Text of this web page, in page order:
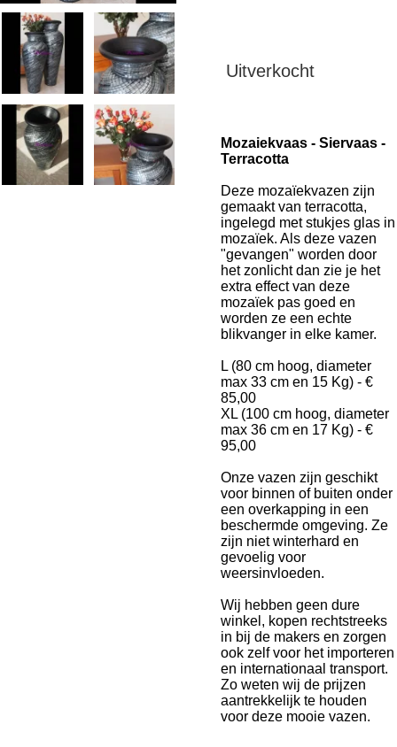
Uitverkocht
Mozaiekvaas - Siervaas -
Terracotta
Deze mozaïekvazen zijn
gemaakt van terracotta,
ingelegd met stukjes glas in
mozaïek. Als deze vazen
"gevangen" worden door
het zonlicht dan zie je het
extra effect van deze
mozaïek pas goed en
worden ze een echte
blikvanger in elke kamer.
L (80 cm hoog, diameter
max 33 cm en 15 Kg) - €
85,00
XL (100 cm hoog, diameter
max 36 cm en 17 Kg) - €
95,00
Onze vazen zijn geschikt
voor binnen of buiten onder
een overkapping in een
beschermde omgeving. Ze
zijn niet winterhard en
gevoelig voor
weersinvloeden.
Wij hebben geen dure
winkel, kopen rechtstreeks
in bij de makers en zorgen
ook zelf voor het importeren
en internationaal transport.
Zo weten wij de prijzen
aantrekkelijk te houden
voor deze mooie vazen.